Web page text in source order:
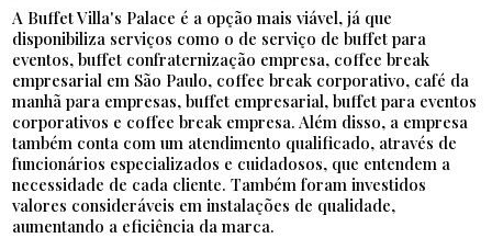
A Buffet Villa's Palace é a opção mais viável, já que
disponibiliza serviços como o de serviço de buffet para
eventos, buffet confraternização empresa, coffee break
empresarial em São Paulo, coffee break corporativo, café da
manhã para empresas, buffet empresarial, buffet para eventos
corporativos e coffee break empresa. Além disso, a empresa
também conta com um atendimento qualificado, através de
funcionários especializados e cuidadosos, que entendem a
necessidade de cada cliente. Também foram investidos
valores consideráveis em instalações de qualidade,
aumentando a eficiência da marca.